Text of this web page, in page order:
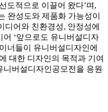
도적으로 이끌어 왔다’며,
완성도와 제품화 가능성이
디어와 친환경성, 안정성에
어 ‘앞으로도 유니버설디자
너들이 유니버설디자인에
대한 디자인의 목적과 기여
니버설디자인공모전을 응원